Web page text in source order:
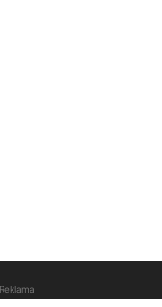
Reklama